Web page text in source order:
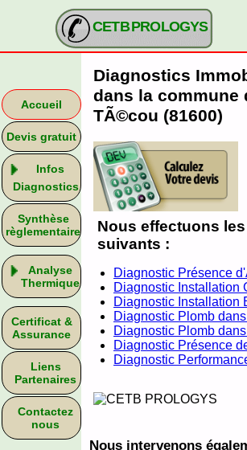
CETB PROLOGYS
Accueil
Devis gratuit
Infos
Diagnostics
Synthèse
règlementaire
Analyse
Thermique
Certificat &
Assurance
Liens
Partenaires
Contactez
nous
Diagnostics
dans la commune
TÃ©cou (81600)
Nous effectuons
suivants :
Diagnostic Présence
Diagnostic Installation
Diagnostic Installation
Diagnostic Plomb
Diagnostic Plomb
Diagnostic Présence
Diagnostic
Nous intervenons